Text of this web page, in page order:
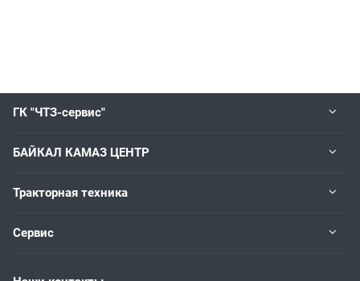
ГК "ЧТЗ-сервис"
БАЙКАЛ КАМАЗ ЦЕНТР
Тракторная техника
Сервис